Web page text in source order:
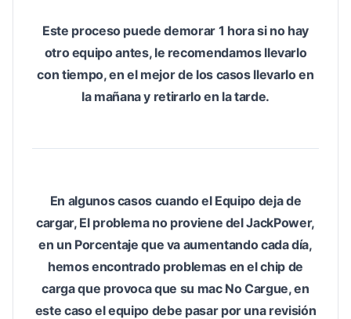
Este proceso puede demorar 1 hora si no hay
otro equipo antes, le recomendamos llevarlo
con tiempo, en el mejor de los casos llevarlo en
la mañana y retirarlo en la tarde.
En algunos casos cuando el Equipo deja de
cargar, El problema no proviene del JackPower,
en un Porcentaje que va aumentando cada día,
hemos encontrado problemas en el chip de
carga que provoca que su mac No Cargue, en
este caso el equipo debe pasar por una revisión